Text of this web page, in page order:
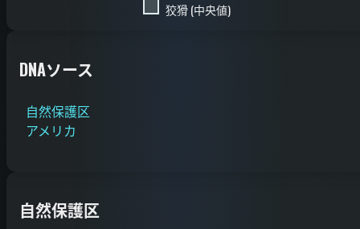
狡猾 (中央値)
DNAソース
自然保護区
アメリカ
自然保護区